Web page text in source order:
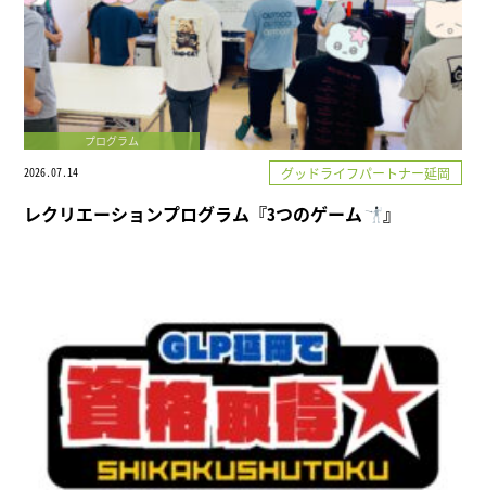
プログラム
2026.07.14
グッドライフパートナー延岡
レクリエーションプログラム『3つのゲーム 』